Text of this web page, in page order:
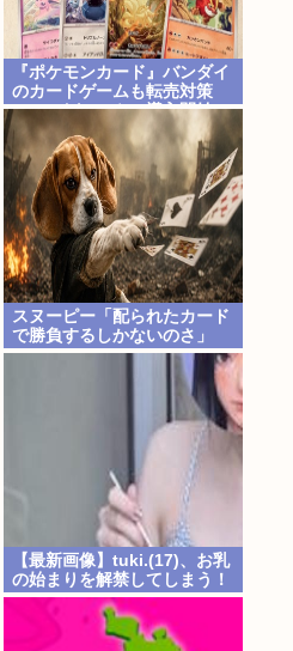
『ポケモンカード』バンダイ
のカードゲームも転売対策
に”マイナンバー”導入開始
「効果テキメン」
スヌーピー「配られたカード
で勝負するしかないのさ」
【最新画像】tuki.(17)、お乳
の始まりを解禁してしまう！